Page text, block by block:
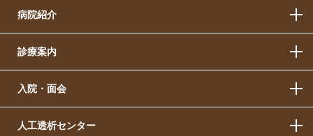
病院紹介
診療案内
入院・面会
人工透析センター